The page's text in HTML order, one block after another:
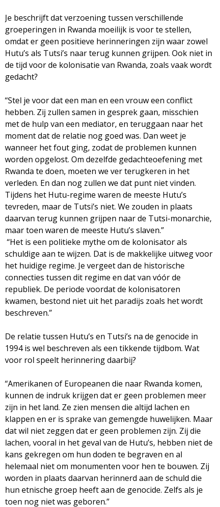
Je beschrijft dat verzoening tussen verschillende
groeperingen in Rwanda moeilijk is voor te stellen,
omdat er geen positieve herinneringen zijn waar zowel
Hutu’s als Tutsi’s naar terug kunnen grijpen. Ook niet in
de tijd voor de kolonisatie van Rwanda, zoals vaak wordt
gedacht?
“Stel je voor dat een man en een vrouw een conflict
hebben. Zij zullen samen in gesprek gaan, misschien
met de hulp van een mediator, en teruggaan naar het
moment dat de relatie nog goed was. Dan weet je
wanneer het fout ging, zodat de problemen kunnen
worden opgelost. Om dezelfde gedachteoefening met
Rwanda te doen, moeten we ver terugkeren in het
verleden. En dan nog zullen we dat punt niet vinden.
Tijdens het Hutu-regime waren de meeste Hutu’s
tevreden, maar de Tutsi’s niet. We zouden in plaats
daarvan terug kunnen grijpen naar de Tutsi-monarchie,
maar toen waren de meeste Hutu’s slaven.”
“Het is een politieke mythe om de kolonisator als
schuldige aan te wijzen. Dat is de makkelijke uitweg voor
het huidige regime. Je vergeet dan de historische
connecties tussen dit regime en dat van vóór de
republiek. De periode voordat de kolonisatoren
kwamen, bestond niet uit het paradijs zoals het wordt
beschreven.”
De relatie tussen Hutu’s en Tutsi’s na de genocide in
1994 is wel beschreven als een tikkende tijdbom. Wat
voor rol speelt herinnering daarbij?
“Amerikanen of Europeanen die naar Rwanda komen,
kunnen de indruk krijgen dat er geen problemen meer
zijn in het land. Ze zien mensen die altijd lachen en
klappen en er is sprake van gemengde huwelijken. Maar
dat wil niet zeggen dat er geen problemen zijn. Zij die
lachen, vooral in het geval van de Hutu’s, hebben niet de
kans gekregen om hun doden te begraven en al
helemaal niet om monumenten voor hen te bouwen. Zij
worden in plaats daarvan herinnerd aan de schuld die
hun etnische groep heeft aan de genocide. Zelfs als je
toen nog niet was geboren.”